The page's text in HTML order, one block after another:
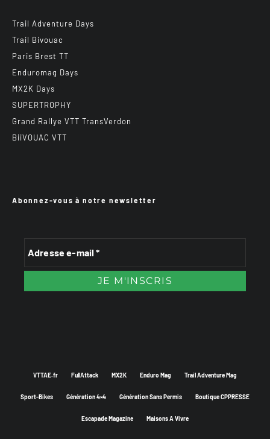
Trail Adventure Days
Trail Bivouac
Paris Brest TT
Enduromag Days
MX2K Days
SUPERTROPHY
Grand Rallye VTT TransVerdon
BiiVOUAC VTT
Abonnez-vous à notre newsletter
VTTAE.fr FullAttack MX2K Enduro Mag Trail Adventure Mag
Sport-Bikes Génération 4×4 Génération Sans Permis Boutique CPPRESSE
Escapade Magazine Maisons A Vivre